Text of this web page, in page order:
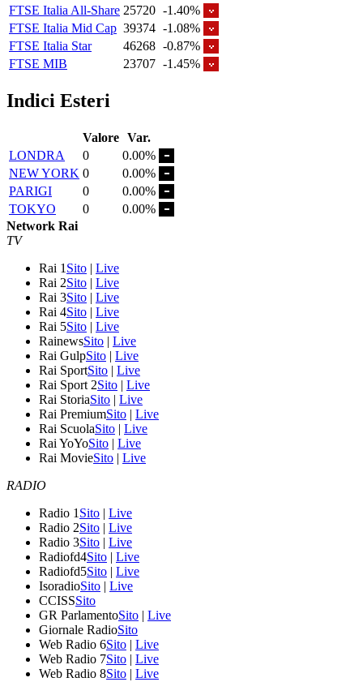
FTSE Italia All-Share 25720 -1.40%
FTSE Italia Mid Cap 39374 -1.08%
FTSE Italia Star
46268 -0.87%
FTSE MIB
23707 -1.45%
Indici Esteri
Valore Var.
LONDRA
0
0.00%
NEW YORK 0
0.00%
PARIGI
0
0.00%
TOKYO
0
0.00%
Network Rai
TV
Rai 1 Sito | Live
Rai 2Sito | Live
Rai 3Sito | Live
Rai 4Sito | Live
Rai 5Sito | Live
RainewsSito | Live
Rai GulpSito | Live
Rai SportSito | Live
Rai Sport 2Sito | Live
Rai StoriaSito | Live
Rai PremiumSito | Live
Rai ScuolaSito | Live
Rai YoYoSito | Live
Rai MovieSito | Live
RADIO
Radio 1 Sito | Live
Radio 2Sito | Live
Radio 3Sito | Live
Radiofd4Sito | Live
Radiofd5Sito | Live
IsoradioSito | Live
CCISSSito
GR ParlamentoSito | Live
Giornale RadioSito
Web Radio 6Sito | Live
Web Radio 7Sito | Live
Web Radio 8Sito | Live